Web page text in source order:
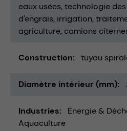
eaux usées technologie
d'engrais irrigation
agriculture camions
Construction tuyau
Diamètre intérieur (mm)
Industries Énergie &
Aquaculture